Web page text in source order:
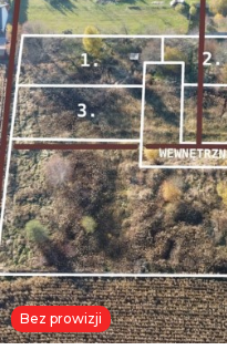
Bez prowizji